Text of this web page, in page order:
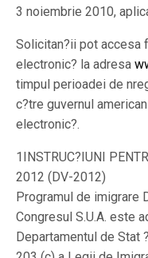
3 noiembrie 2010,
Solicitan?ii pot accesa
electronic? la adresa
timpul perioadei de
c?tre guvernul
electronic?.
1INSTRUC?IUNI
2012 (DV-2012)
Programul de imigrare
Congresul S.U.A. este
Departamentul de Stat